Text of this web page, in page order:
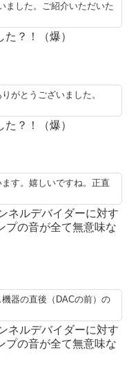
ました。ご紹介いただいた
？！（爆）
りがとうございました。
？！（爆）
す。嬉しいですね。正直
ネルデバイダーに対す
の音が全て無意味な
器の直後（DACの前）の
ネルデバイダーに対す
の音が全て無意味な